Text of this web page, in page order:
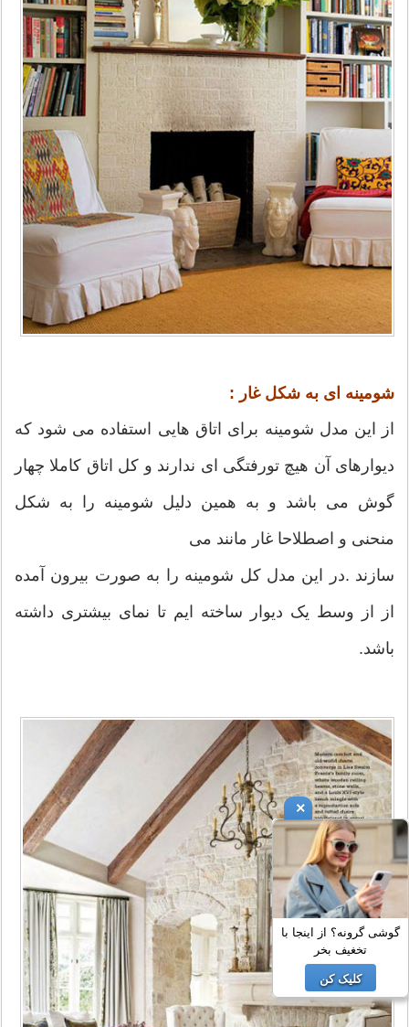
شومینه ای به شکل غار :
از این مدل شومینه برای اتاق هایی استفاده می شود که
دیوارهای آن هیچ تورفتگی ای ندارند و کل اتاق کاملا چهار
گوش می باشد و به همین دلیل شومینه را به شکل
منحنی و اصطلاحا غار مانند می
سازند .در این مدل کل شومینه را به صورت بیرون آمده
از از وسط یک دیوار ساخته ایم تا نمای بیشتری داشته
باشد.
×
گوشی گرونه؟ از اینجا با
تخغیف بخر
کلیک کن